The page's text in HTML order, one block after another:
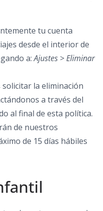
tu cuenta
desde el interior de
a:Ajustes > Eliminar
la eliminación
a través del
al final de esta política.
de nuestros
de 15 días hábiles